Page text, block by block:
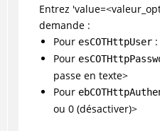
Entrez
demande :
Pour esCOTHttpUser:
Pour
passe en texte>
Pour
ou 0 (désactiver)>